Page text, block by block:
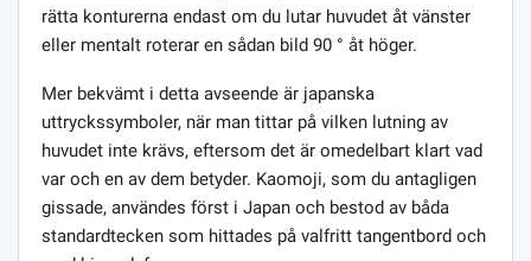
rätta konturerna endast om du lutar huvudet åt vänster
eller mentalt roterar en sådan bild 90 ° åt höger.
Mer bekvämt i detta avseende är japanska
uttryckssymboler, när man tittar på vilken lutning av
huvudet inte krävs, eftersom det är omedelbart klart vad
var och en av dem betyder. Kaomoji, som du antagligen
gissade, användes först i Japan och bestod av båda
standardtecken som hittades på valfritt tangentbord och